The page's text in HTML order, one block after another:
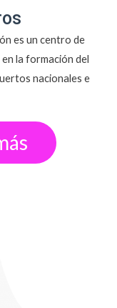
es un centro de
la formación del
nacionales e